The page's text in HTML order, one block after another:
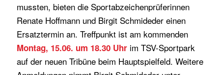
mussten, bieten die Sportabzeichenprüferinnen
Renate Hoffmann und Birgit Schmideder einen
Ersatztermin an. Treffpunkt ist am kommenden
Montag, 15.06. um 18.30 Uhrim TSV-Sportpark
auf der neuen Tribüne beim Hauptspielfeld. Weitere